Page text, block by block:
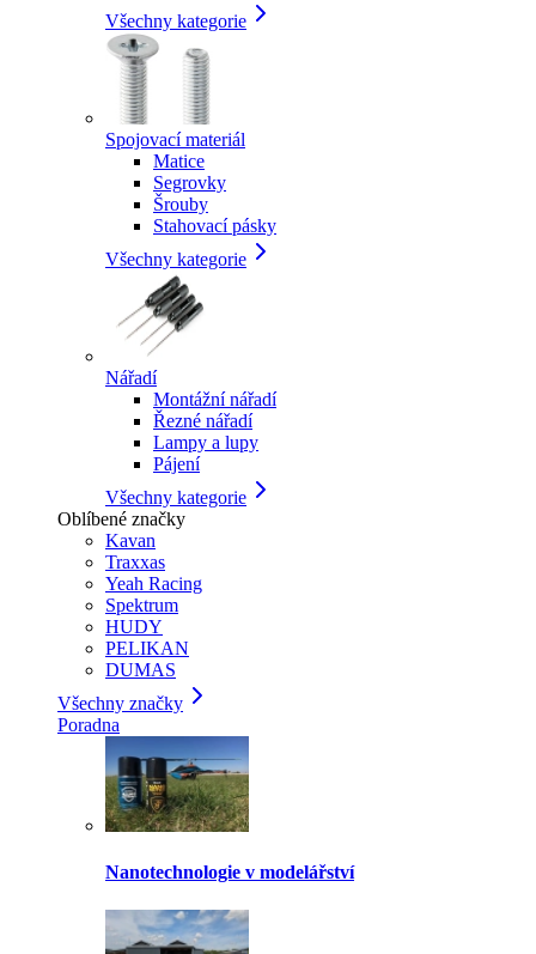
Všechny kategorie
Spojovací materiál
Matice
Segrovky
Šrouby
Stahovací pásky
Všechny kategorie
Nářadí
Montážní nářadí
Řezné nářadí
Lampy a lupy
Pájení
Všechny kategorie
Oblíbené značky
Kavan
Traxxas
Yeah Racing
Spektrum
HUDY
PELIKAN
DUMAS
Všechny značky
Poradna
Nanotechnologie v modelářství